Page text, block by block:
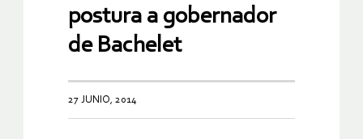
postura a gobernador
de Bachelet
27 JUNIO, 2014